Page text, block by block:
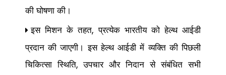
की घोषणा की।
इस मिशन के तहत,प्रत्येक भारतीय को हेल्थ आईडी
प्रदान की जाएगी। इस हेल्थ आईडी में व्यक्ति की पिछली
चिकित्सा स्थिति,उपचार और निदान से संबंधित सभी